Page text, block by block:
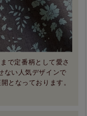
で定番柄として愛さ
ない人気デザインで
となっております。